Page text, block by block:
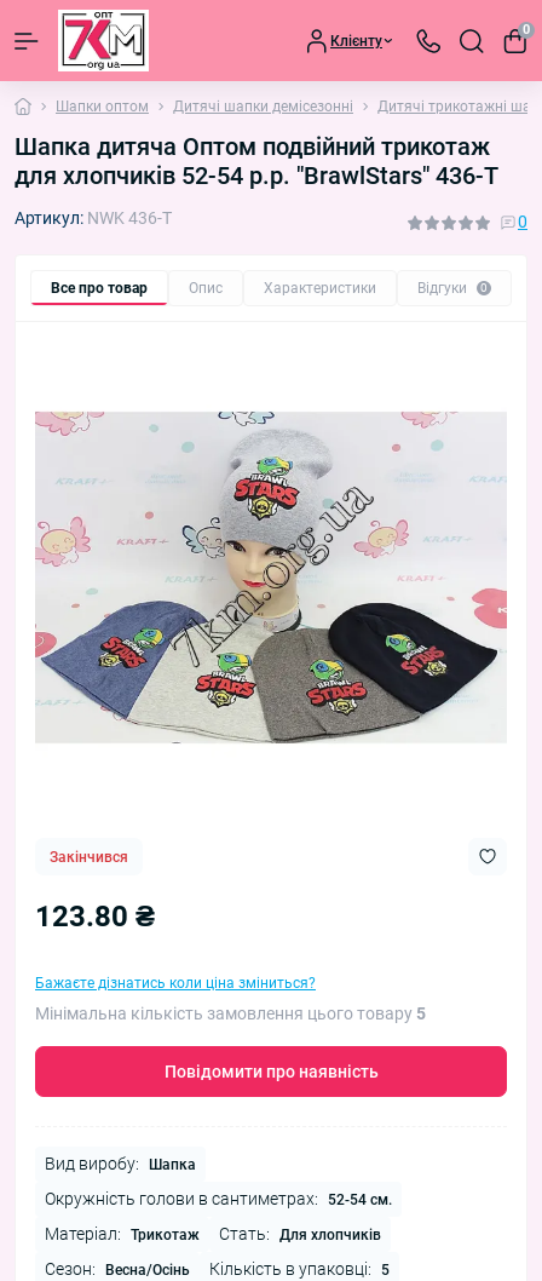
Клієнту
0
Шапки оптом Дитячі шапки демісезонні Дитячі трикотажні
Шапка дитяча Оптом подвійний трикотаж
для хлопчиків 52-54 р.р. "BrawlStars" 436-T
Артикул: NWK 436-T 0
Все про товар Опис Характеристики Відгуки 0
Закінчився
123.80 ₴
Бажаєте дізнатись коли ціна зміниться?
Мінімальна кількість замовлення цього товару 5
Повідомити про наявність
Вид виробу: Шапка
Окружність голови в сантиметрах: 52-54 см.
Матеріал: Трикотаж Стать: Для хлопчиків
Сезон: Весна/Осінь Кількість в упаковці: 5